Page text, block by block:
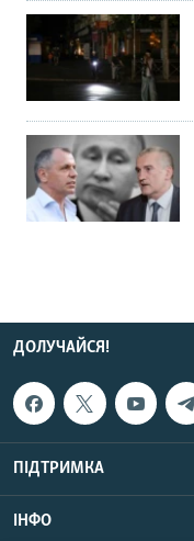
ДОЛУЧАЙСЯ!
ПІДТРИМКА
ІНФО